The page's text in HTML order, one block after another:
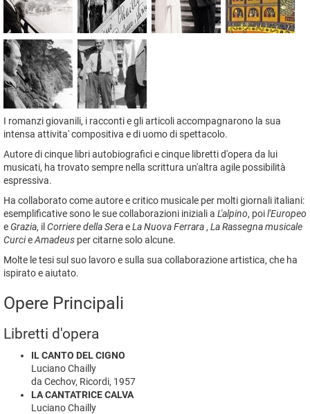
I romanzi giovanili, i racconti e gli articoli accompagnarono la sua
intensa attivita' compositiva e di uomo di spettacolo.
Autore di cinque libri autobiografici e cinque libretti d'opera da lui
musicati, ha trovato sempre nella scrittura un'altra agile possibilità
espressiva.
Ha collaborato come autore e critico musicale per molti giornali italiani:
esemplificative sono le sue collaborazioni iniziali a L'alpino, poil'Europeo
e Grazia, il Corriere della SeraeLa Nuova Ferrara , La Rassegna musicale
CurcieAmadeus per citarne solo alcune.
Molte le tesi sul suo lavoro e sulla sua collaborazione artistica, che ha
ispirato e aiutato.
Opere Principali
Libretti d'opera
IL CANTO DEL CIGNO
Luciano Chailly
da Cechov, Ricordi, 1957
LA CANTATRICE CALVA
Luciano Chailly